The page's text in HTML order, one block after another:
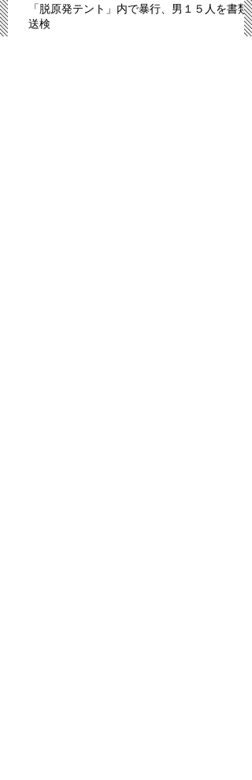
「脱原発テント」内で暴行、男１５人を書類
送検